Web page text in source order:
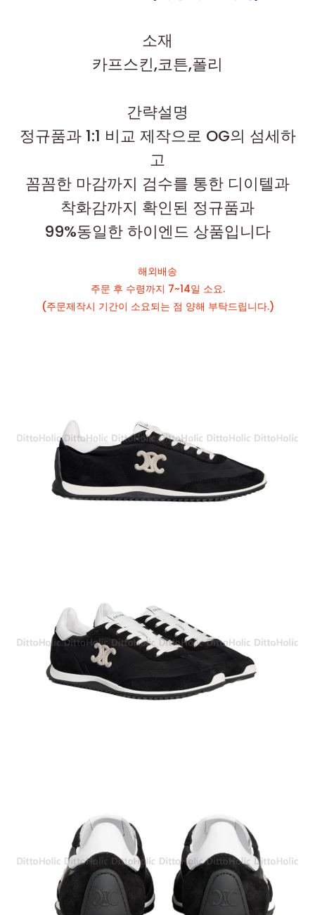
소재
카프스킨,코튼,폴리
간략설명
정규품과 1:1 비교 제작으로 OG의 섬세하
고
꼼꼼한 마감까지 검수를 통한 디이텔과
착화감까지 확인된 정규품과
99%동일한 하이엔드 상품입니다
해외배송
주문 후 수령까지 7~14일 소요.
(주문제작시 기간이 소요되는 점 양해 부탁드립니다.)